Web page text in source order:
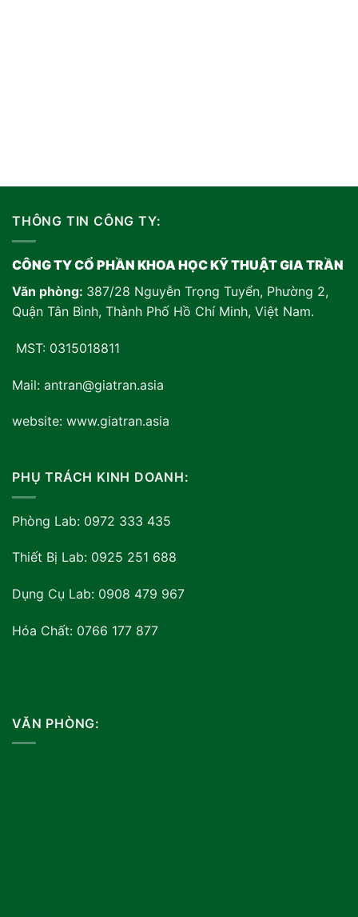
THÔNG TIN CÔNG TY:
CÔNG TY CỔ PHẦN KHOA HỌC KỸ THUẬT GIA TRẦN
Văn phòng: 387/28 Nguyễn Trọng Tuyển, Phường 2,
Quận Tân Bình, Thành Phố Hồ Chí Minh, Việt Nam.
MST: 0315018811
Mail: antran@giatran.asia
website: www.giatran.asia
PHỤ TRÁCH KINH DOANH:
Phòng Lab: 0972 333 435
Thiết Bị Lab: 0925 251 688
Dụng Cụ Lab: 0908 479 967
Hóa Chất: 0766 177 877
VĂN PHÒNG: